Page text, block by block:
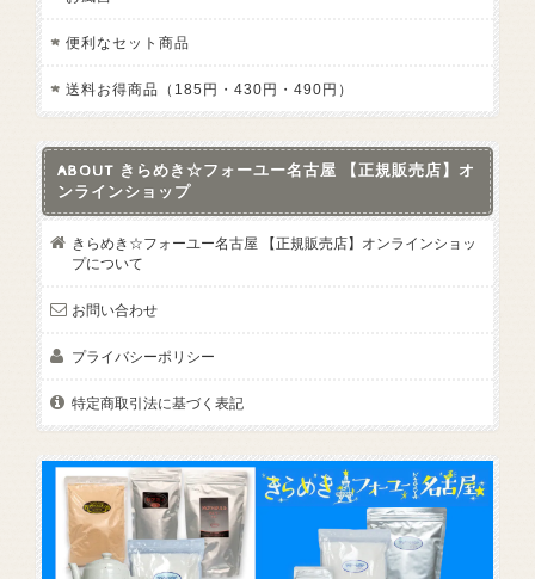
便利なセット商品
送料お得商品（185円・430円・490円）
ABOUT きらめき☆フォーユー名古屋 【正規販売店】オ
ンラインショップ
きらめき☆フォーユー名古屋 【正規販売店】オンラインショッ
プについて
お問い合わせ
プライバシーポリシー
特定商取引法に基づく表記